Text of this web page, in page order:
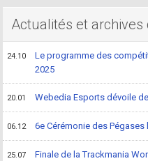
Actualités et archives
24.10
Le programme des
2025
20.01 Webedia Esports dévoile
06.12 6e Cérémonie des Pégases
25.07
Finale de la Trackmania